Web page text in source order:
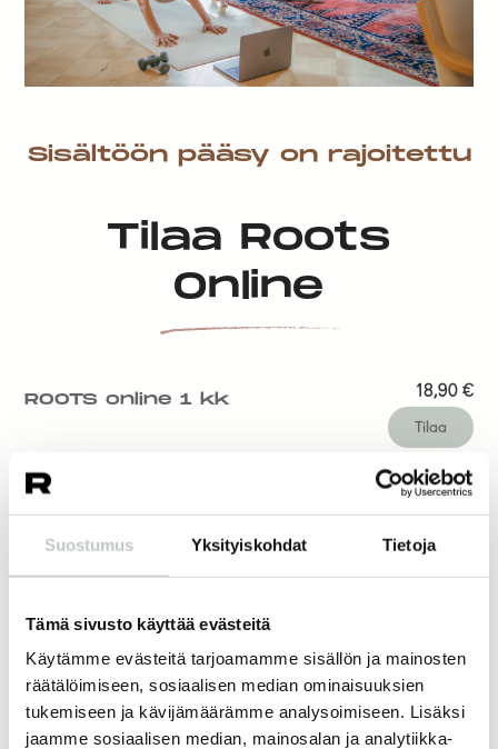
Suostumus Yksityiskohdat Tietoja
Tämä sivusto käyttää evästeitä
Käytämme evästeitä tarjoamamme sisällön ja mainosten
räätälöimiseen, sosiaalisen median ominaisuuksien
tukemiseen ja kävijämäärämme analysoimiseen. Lisäksi
jaamme sosiaalisen median, mainosalan ja analytiikka-
Sisältöön pääsy on rajoitettu
Tilaa Roots
Online
ROOTS online 1 kk 18,90 €
Tilaa
ROOTS online 1 vk
Tilaa
ROOTS online
kuukausijäsenyys
Tilaa